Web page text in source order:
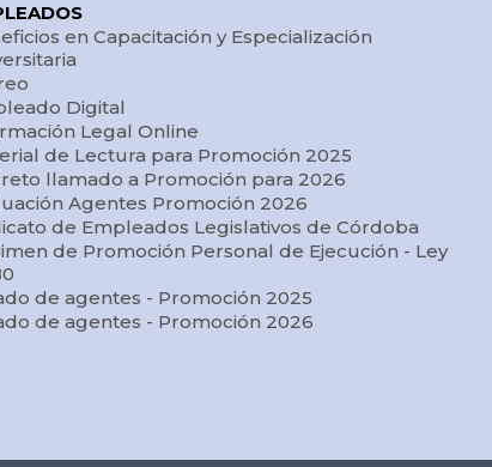
en Capacitación y Especialización
Digital
Legal Online
de Lectura para Promoción 2025
llamado a Promoción para 2026
Agentes Promoción 2026
de Empleados Legislativos de Córdoba
de Promoción Personal de Ejecución - Ley
de agentes - Promoción 2025
de agentes - Promoción 2026